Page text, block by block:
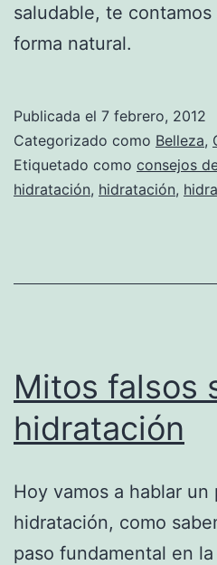
saludable, te
forma natural.
Publicada el 7 febrero, 2012
Categorizado como Belleza,
Etiquetado como consejos
hidratación, hidratación,
Mitos falsos
hidratación
Hoy vamos a hablar un
hidratación, como
paso fundamental en